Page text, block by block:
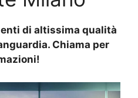
di altissima qualità
Chiama per